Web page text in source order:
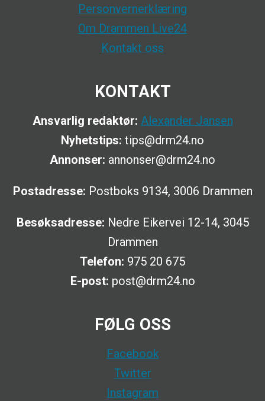
Personvernerklæring
Om Drammen Live24
Kontakt oss
KONTAKT
Ansvarlig redaktør: Alexander Jansen
Nyhetstips: tips@drm24.no
Annonser: annonser@drm24.no
Postadresse: Postboks 9134, 3006 Drammen
Besøksadresse: Nedre Eikervei 12-14, 3045
Drammen
Telefon: 975 20 675
E-post: post@drm24.no
FØLG OSS
Facebook
Twitter
Instagram